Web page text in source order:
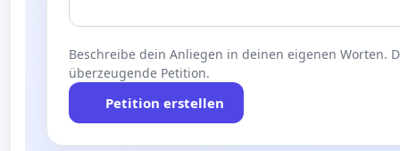
Beschreibe dein Anliegen in deinen eigenen Worten.
überzeugende Petition.
Petition erstellen